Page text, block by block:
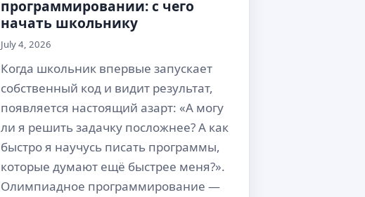
программировании: с чего
начать школьнику
July 4, 2026
Когда школьник впервые запускает
собственный код и видит результат,
появляется настоящий азарт: «А могу
ли я решить задачку посложнее? А как
быстро я научусь писать программы,
которые думают ещё быстрее меня?».
Олимпиадное программирование —